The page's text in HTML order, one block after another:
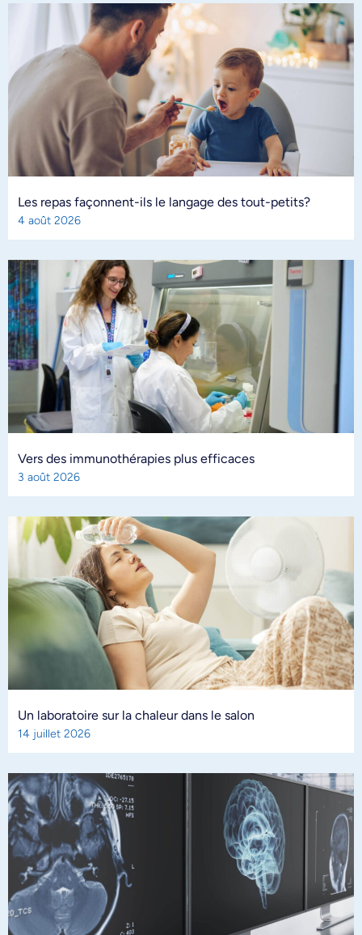
Les repas façonnent-ils le langage des tout-petits?
4 août 2026
Vers des immunothérapies plus efficaces
3 août 2026
Un laboratoire sur la chaleur dans le salon
14 juillet 2026